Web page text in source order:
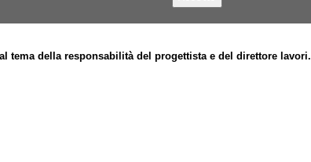
della responsabilità del progettista e del direttore lavori.